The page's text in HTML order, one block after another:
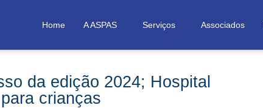
Home A ASPAS Serviços Associados
da edição 2024; Hospital
crianças